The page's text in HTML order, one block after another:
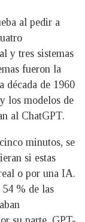
al pedir a
y tres sistemas
fueron la
década de 1960
los modelos de
al ChatGPT.
minutos, se
si estas
o por una IA.
% de las